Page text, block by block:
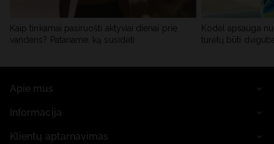
Kaip tinkamai pasiruošti aktyviai dienai prie
vandens? Patariame, ką susidėti
Kodėl apsauga
turėtų būti
Apie mus
Informacija
Klientų aptarnavimas